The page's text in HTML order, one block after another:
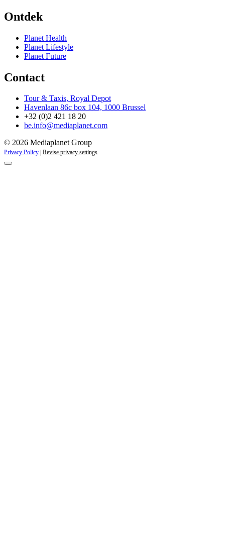
Ontdek
Planet Health
Planet Lifestyle
Planet Future
Contact
Tour & Taxis, Royal Depot
Havenlaan 86c box 104, 1000 Brussel
+32 (0)2 421 18 20
be.info@mediaplanet.com
© 2026 Mediaplanet Group
Privacy Policy Revise privacy settings